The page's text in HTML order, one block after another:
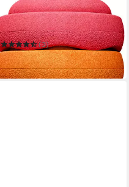
STAPELSTEIN
Balancetrainer Stapelstein®
Original Mini rainbow classic
(3)
79,95 €
in 4-5 Werktagen bei dir